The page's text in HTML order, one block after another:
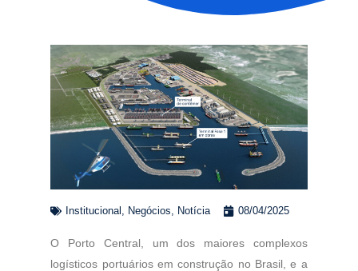
Institucional , Negócios, Notícia 08/04/2025
O Porto Central, um dos maiores complexos
logísticos portuários em construção no Brasil, e a